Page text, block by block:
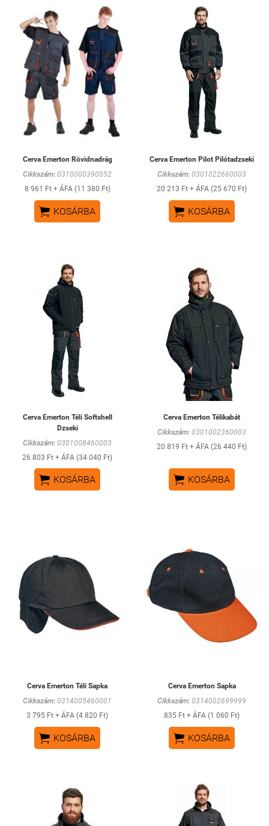
Cerva Emerton Rövidnadrág
Cikkszám: 0310000390052
8 961 Ft + ÁFA (11 380 Ft)
 KOSÁRBA
Cerva Emerton Pilot Pilótadzseki
Cikkszám: 0301022660003
20 213 Ft + ÁFA (25 670 Ft)
 KOSÁRBA
Cerva Emerton Téli Softshell
Dzseki
Cikkszám: 0301008460003
26 803 Ft + ÁFA (34 040 Ft)
 KOSÁRBA
Cerva Emerton Télikabát
Cikkszám: 0301002360003
20 819 Ft + ÁFA (26 440 Ft)
 KOSÁRBA
Cerva Emerton Téli Sapka
Cikkszám: 0314005460001
3 795 Ft + ÁFA (4 820 Ft)
 KOSÁRBA
Cerva Emerton Sapka
Cikkszám: 0314002699999
835 Ft + ÁFA (1 060 Ft)
 KOSÁRBA